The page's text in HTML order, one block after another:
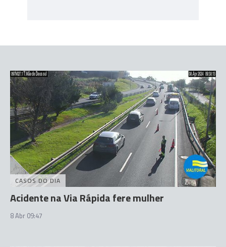
CASOS DO DIA
Acidente na Via Rápida fere mulher
8 Abr 09:47